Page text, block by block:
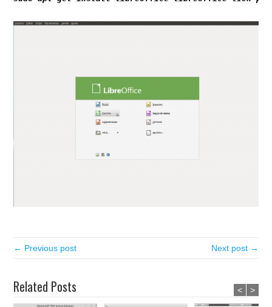
← Previous post Next post →
Related Posts < >